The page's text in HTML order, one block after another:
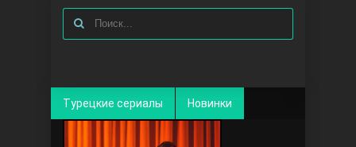
Турецкие сериалы Новинки